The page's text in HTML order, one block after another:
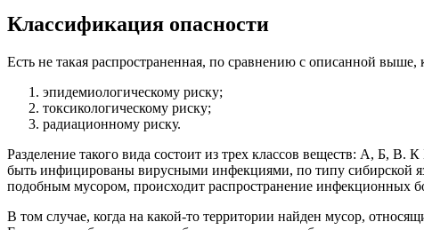
Классификация опасности
Есть не такая распространенная, по сравнению с описанной выше,
эпидемиологическому риску;
токсикологическому риску;
радиационному риску.
Разделение такого вида состоит из трех классов веществ: А, Б,
быть инфицированы вирусными инфекциями, по типу сибирской
подобным мусором, происходит распространение инфекционных
В том случае, когда на какой-то территории найден мусор,